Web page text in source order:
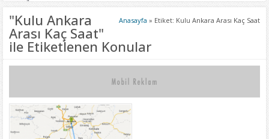
Anasayfa » Etiket: Kulu Ankara Arası Kaç Saat
"Kulu Ankara
Arası Kaç Saat"
ile Etiketlenen Konular